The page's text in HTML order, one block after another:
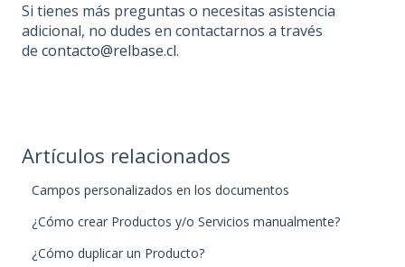
Si tienes más preguntas o necesitas asistencia
adicional, no dudes en contactarnos a través
de contacto@relbase.cl.
Artículos relacionados
Campos personalizados en los documentos
¿Cómo crear Productos y/o Servicios manualmente?
¿Cómo duplicar un Producto?